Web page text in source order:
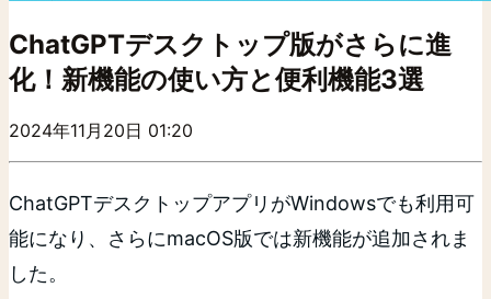
ChatGPTデスクトップ版がさらに進
化！新機能の使い方と便利機能3選
2024年11月20日 01:20
ChatGPTデスクトップアプリがWindowsでも利用可
能になり、さらにmacOS版では新機能が追加されま
した。